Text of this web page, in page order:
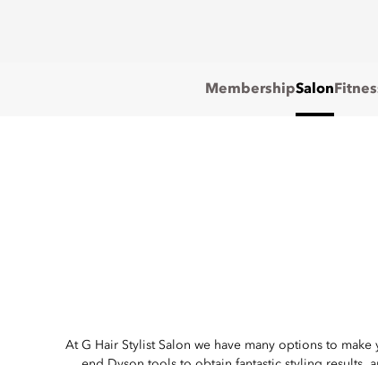
Salon
Membership
At G Hair Stylist Salon we have many options to